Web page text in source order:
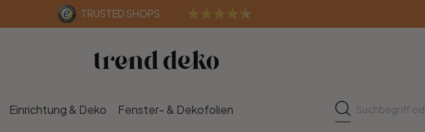
TRUSTED SHOPS
Einrichtung & Deko Fenster- & Dekofolien